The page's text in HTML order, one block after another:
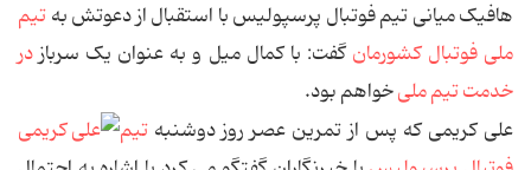
هافیک میانی تیم فوتبال پرسپولیس با استقبال از دعوتش بهتیم
ملی فوتبال کشورمانگفت: با کمال میل و به عنوان یک سربازدر
خدمت تیم ملیخواهم بود.
علی کریمی که پس از تمرین عصر روز دوشنبه تیم